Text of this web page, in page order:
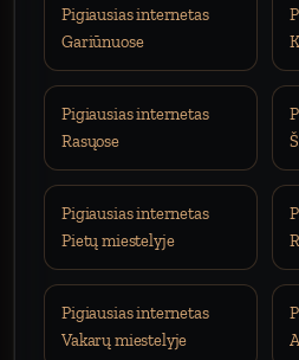
Pigiausias internetas
Gariūnuose
Pigiausias internetas
Rasųose
Pigiausias internetas
Pietų miestelyje
Pigiausias internetas
Vakarų miestelyje